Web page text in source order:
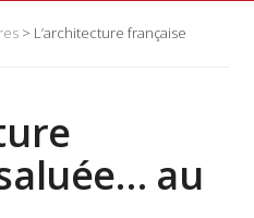
> L’architecture française
au